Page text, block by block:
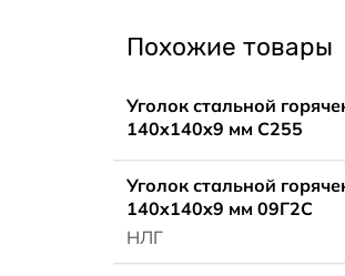
Похожие товары
Уголок стальной
140x140x9 мм С255
Уголок стальной
140x140x9 мм 09Г2С
НЛГ